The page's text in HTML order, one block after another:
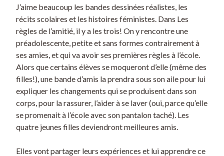
J’aime beaucoup les bandes dessinées réalistes, les
récits scolaires et les histoires féministes. Dans Les
règles de l’amitié, il y a les trois! On y rencontre une
préadolescente, petite et sans formes contrairement à
ses amies, et qui va avoir ses premières règles à l’école.
Alors que certains élèves se moqueront d’elle (même des
filles!), une bande d’amis la prendra sous son aile pour lui
expliquer les changements qui se produisent dans son
corps, pour la rassurer, l’aider à se laver (oui, parce qu’elle
se promenait à l’école avec son pantalon taché). Les
quatre jeunes filles deviendront meilleures amis.
Elles vont partager leurs expériences et lui apprendre ce